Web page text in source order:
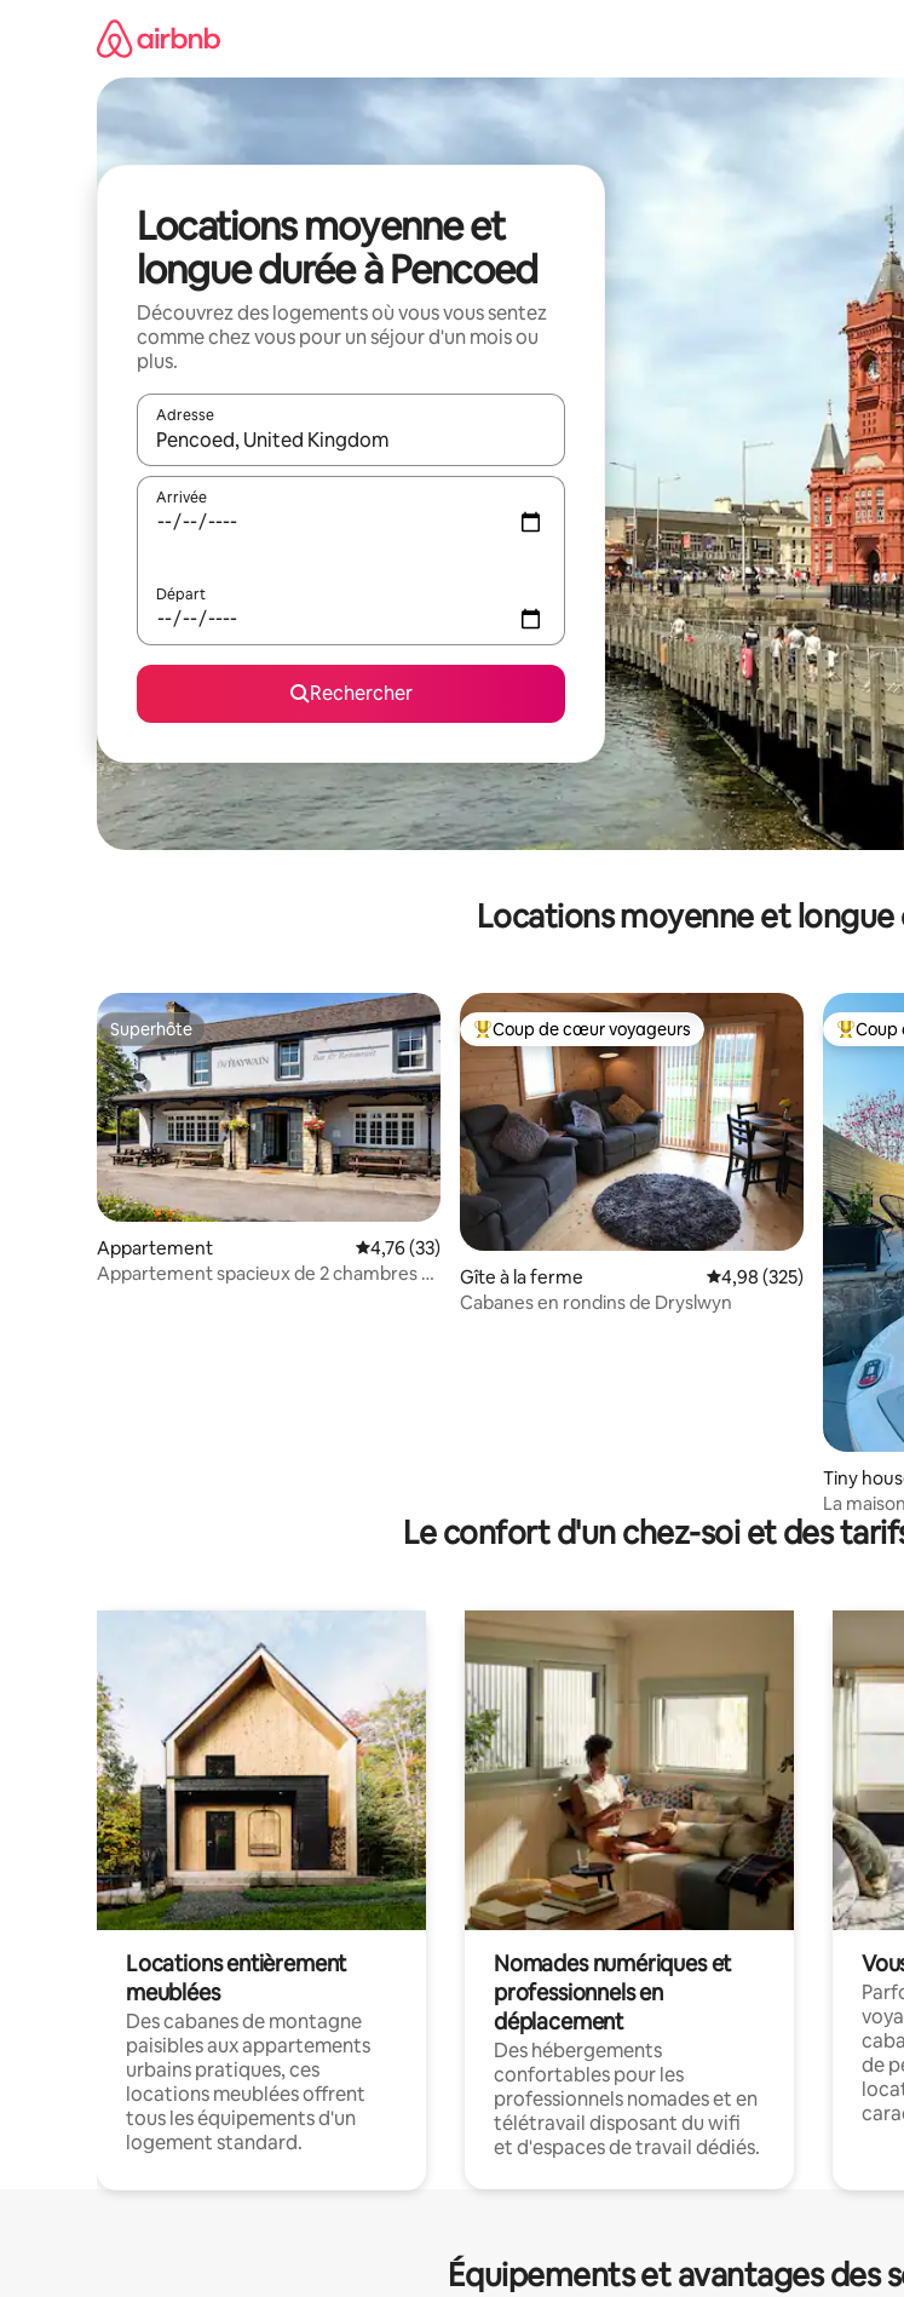
Locations moyenne et
longue durée à Pencoed
Découvrez des logements où vous vous sentez
comme chez vous pour un séjour d'un mois ou
plus.
Adresse
Lorsque les résultats s'affichent, utilisez les flèches vers le haut et vers le bas pour les parcourir
Arrivée
Départ
Rechercher
Locations moyenne et
Superhôte
Superhôte
Appartement Évaluation moyenne sur la base de 33 commentaires : 4,76 sur 5
4,76 (33)
Appartement spacieux de 2 chambres –
Coups de cœur voyageurs les plus appréciés
Coup de cœur voyageurs
Gîte à la ferme Évaluation moyenne
4,98 (325)
Cabanes en rondins de Dryslwyn
Coups
Coup
Tiny
La
jacuzzi
Le confort d'un chez-soi et des
Locations entièrement
meublées
Des cabanes de montagne
paisibles aux appartements
urbains pratiques, ces
locations meublées offrent
tous les équipements d'un
logement standard.
Nomades numériques et
professionnels en
déplacement
Des hébergements
confortables pour les
professionnels nomades et en
télétravail disposant du wifi
et d'espaces de travail dédiés.
de
Équipements et avantages des